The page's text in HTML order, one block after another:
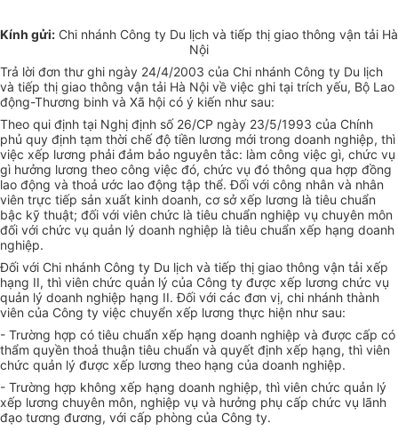
Kính gửi: Chi nhánh Công ty Du lịch và tiếp thị giao thông vận tải Hà
Nội
Trả lời đơn thư ghi ngày 24/4/2003 của Chi nhánh Công ty Du lịch
và tiếp thị giao thông vận tải Hà Nội về việc ghi tại trích yếu, Bộ Lao
động-Thương binh và Xã hội có ý kiến như sau:
Theo qui định tại Nghị định số 26/CP ngày 23/5/1993 của Chính
phủ quy định tạm thời chế độ tiền lương mới trong doanh nghiệp, thì
việc xếp lương phải đảm bảo nguyên tắc: làm công việc gì, chức vụ
gì hưởng lương theo công việc đó, chức vụ đó thông qua hợp đồng
lao động và thoả ước lao động tập thể. Đối với công nhân và nhân
viên trực tiếp sản xuất kinh doanh, cơ sở xếp lương là tiêu chuẩn
bậc kỹ thuật; đối với viên chức là tiêu chuẩn nghiệp vụ chuyên môn
đối với chức vụ quản lý doanh nghiệp là tiêu chuẩn xếp hạng doanh
nghiệp.
Đối với Chi nhánh Công ty Du lịch và tiếp thị giao thông vận tải xếp
hạng II, thì viên chức quản lý của Công ty được xếp lương chức vụ
quản lý doanh nghiệp hạng II. Đối với các đơn vị, chi nhánh thành
viên của Công ty việc chuyển xếp lương thực hiện như sau:
- Trường hợp có tiêu chuẩn xếp hạng doanh nghiệp và được cấp có
thẩm quyền thoả thuận tiêu chuẩn và quyết định xếp hạng, thì viên
chức quản lý được xếp lương theo hạng của doanh nghiệp.
- Trường hợp không xếp hạng doanh nghiệp, thì viên chức quản lý
xếp lương chuyên môn, nghiệp vụ và hưởng phụ cấp chức vụ lãnh
đạo tương đương, với cấp phòng của Công ty.